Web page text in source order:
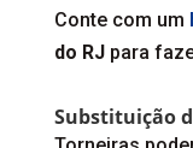
Conte com um
do RJ para
Substituição